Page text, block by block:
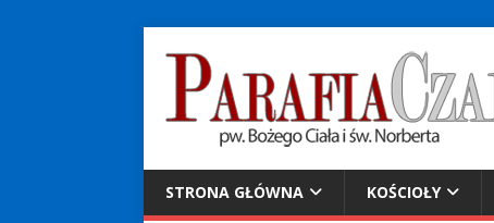
STRONA GŁÓWNA KOŚCIOŁY